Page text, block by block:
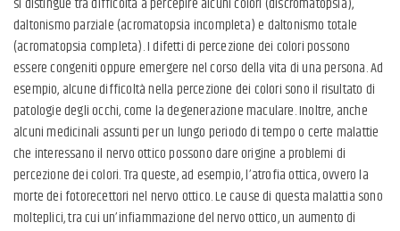
daltonismo parziale (acromatopsia incompleta) e daltonismo totale
(acromatopsia completa). I difetti di percezione dei colori possono
essere congeniti oppure emergere nel corso della vita di una persona. Ad
esempio, alcune difficoltà nella percezione dei colori sono il risultato di
patologie degli occhi, come la degenerazione maculare. Inoltre, anche
alcuni medicinali assunti per un lungo periodo di tempo o certe malattie
che interessano il nervo ottico possono dare origine a problemi di
percezione dei colori. Tra queste, ad esempio, l’atrofia ottica, ovvero la
morte dei fotorecettori nel nervo ottico. Le cause di questa malattia sono
molteplici, tra cui un’infiammazione del nervo ottico, un aumento di